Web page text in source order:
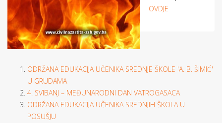
OVDJE
ODRŽANA EDUKACIJA UČENIKA SREDNJE ŠKOLE 'A. B. ŠIMIĆ'
U GRUDAMA
4. SVIBANJ – MEĐUNARODNI DAN VATROGASACA
ODRŽANA EDUKACIJA UČENIKA SREDNJIH ŠKOLA U
POSUŠJU